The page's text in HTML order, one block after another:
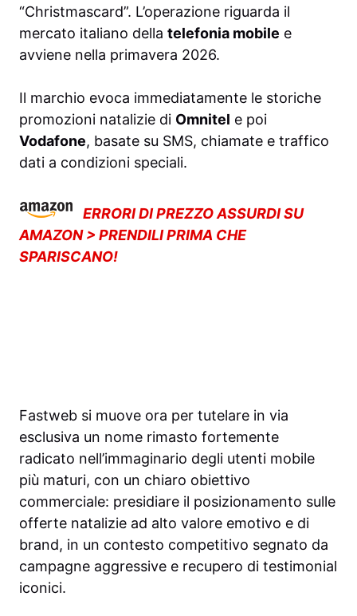
“Christmascard”. L’operazione riguarda il
mercato italiano della telefonia mobile e
avviene nella primavera 2026.
Il marchio evoca immediatamente le storiche
promozioni natalizie di Omnitel e poi
Vodafone, basate su SMS, chiamate e traffico
dati a condizioni speciali.
ERRORI DI PREZZO ASSURDI SU
AMAZON > PRENDILI PRIMA CHE
SPARISCANO!
Fastweb si muove ora per tutelare in via
esclusiva un nome rimasto fortemente
radicato nell’immaginario degli utenti mobile
più maturi, con un chiaro obiettivo
commerciale: presidiare il posizionamento sulle
offerte natalizie ad alto valore emotivo e di
brand, in un contesto competitivo segnato da
campagne aggressive e recupero di testimonial
iconici.